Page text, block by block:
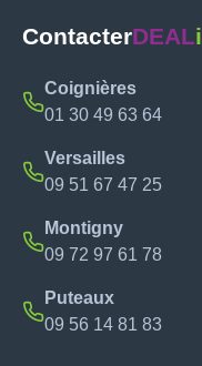
ContacterDEALi
Coignières
01 30 49 63 64
Versailles
09 51 67 47 25
Montigny
09 72 97 61 78
Puteaux
09 56 14 81 83